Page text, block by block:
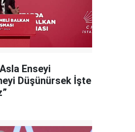
Enseyi
Düşünürsek İşte